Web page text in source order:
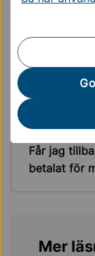
Mitt barn
Får jag
betalat för
Mer